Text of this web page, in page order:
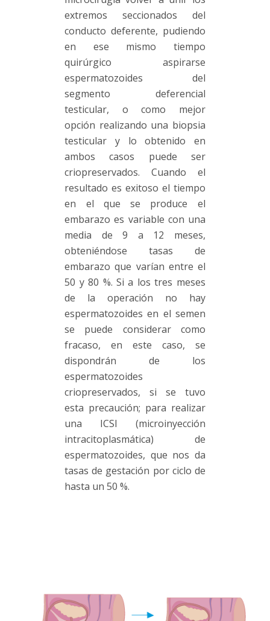
extremos seccionados del
conducto deferente, pudiendo
en ese mismo tiempo
quirúrgico aspirarse
espermatozoides del
segmento deferencial
testicular, o como mejor
opción realizando una biopsia
testicular y lo obtenido en
ambos casos puede ser
criopreservados. Cuando el
resultado es exitoso el tiempo
en el que se produce el
embarazo es variable con una
media de 9 a 12 meses,
obteniéndose tasas de
embarazo que varían entre el
50 y 80 %. Si a los tres meses
de la operación no hay
espermatozoides en el semen
se puede considerar como
fracaso, en este caso, se
dispondrán de los
espermatozoides
criopreservados, si se tuvo
esta precaución; para realizar
una ICSI (microinyección
intracitoplasmática) de
espermatozoides, que nos da
tasas de gestación por ciclo de
hasta un 50 %.